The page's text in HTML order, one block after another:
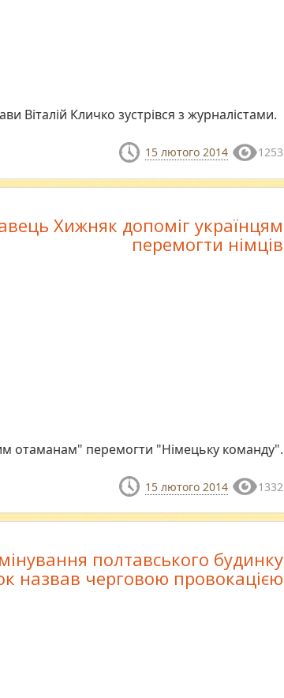
Віталій Кличко зустрівся з журналістами.
15 лютого 2014 1253
Хижняк допоміг українцям
перемогти німців
отаманам" перемогти "Німецьку команду".
15 лютого 2014 1332
полтавського будинку
назвав черговою провокацією